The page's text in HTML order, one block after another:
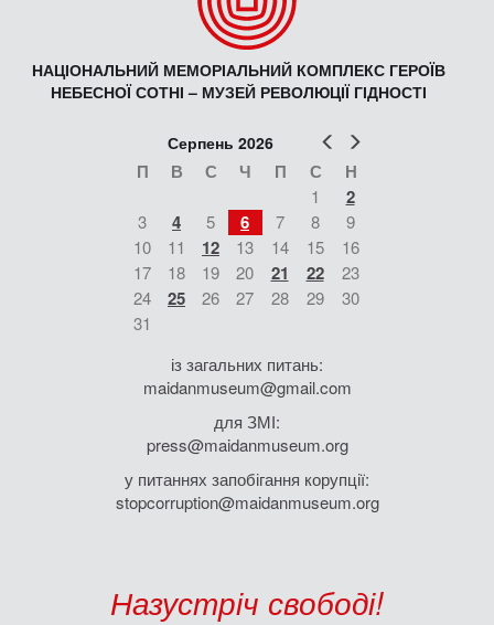
НАЦІОНАЛЬНИЙ МЕМОРІАЛЬНИЙ КОМПЛЕКС ГЕРОЇВ
НЕБЕСНОЇ СОТНІ – МУЗЕЙ РЕВОЛЮЦІЇ ГІДНОСТІ
Попер
Серпень 2026
П В С Ч П С Н
1 2
3 4 5 6 7 8
9
10
11 12 13 14 15
16
17
18 19 20 21 22
23
24
25 26 27 28 29
30
31
із загальних питань:
maidanmuseum@gmail.com
для ЗМІ:
press@maidanmuseum.org
у питаннях запобігання корупції:
stopcorruption@maidanmuseum.org
Назустріч свободі!